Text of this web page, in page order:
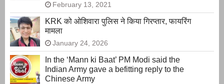
February 13, 2021
KRK को ओशिवारा पुलिस ने किया गिरप्तार, फायरिंग
मामला
January 24, 2026
In the ‘Mann ki Baat’ PM Modi said the
Indian Army gave a befitting reply to the
Chinese Army